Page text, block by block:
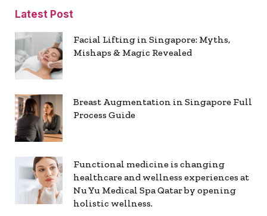
Latest Post
Facial Lifting in Singapore: Myths,
Mishaps & Magic Revealed
Breast Augmentation in Singapore Full
Process Guide
Functional medicine is changing
healthcare and wellness experiences at
Nu Yu Medical Spa Qatar by opening
holistic wellness.